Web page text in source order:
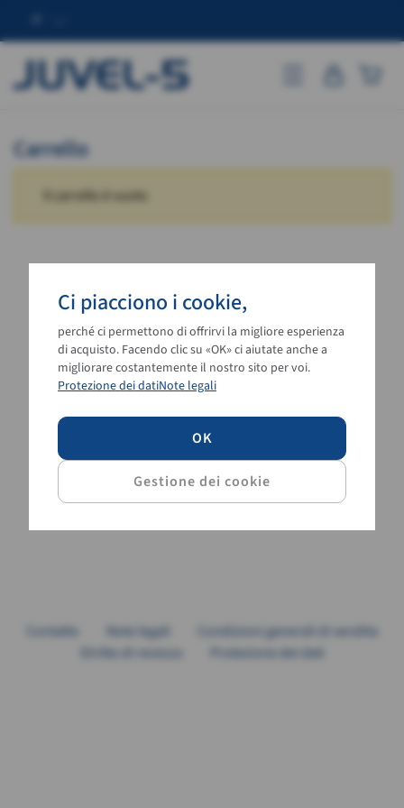
Go to mobile
Carrello
Il carrello è vuoto
Contatto Note legali
Condizioni generali di vendita
Diritto di recesso
Protezione dei dati
Ci piacciono i cookie,
perché ci permettono di offrirvi la migliore esperienza
di acquisto. Facendo clic su «OK» ci aiutate anche a
migliorare costantemente il nostro sito per voi.
Protezione dei datiNote legali
OK